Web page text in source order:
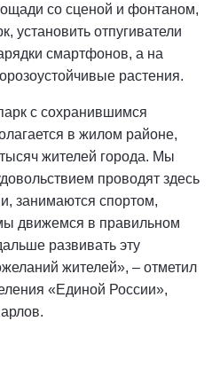
со сценой и фонтаном,
установить отпугиватели
смартфонов, а на
растения.
с сохранившимся
в жилом районе,
жителей города. Мы
проводят здесь
занимаются спортом,
движемся в правильном
развивать эту
жителей», – отметил
«Единой России»,